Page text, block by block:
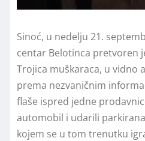
Sinoć, u nedelju 21.
centar Belotinca pretvoren
Trojica muškaraca, u vidno
prema nezvaničnim
flaše ispred jedne
automobil i udarili
kojem se u tom trenutku